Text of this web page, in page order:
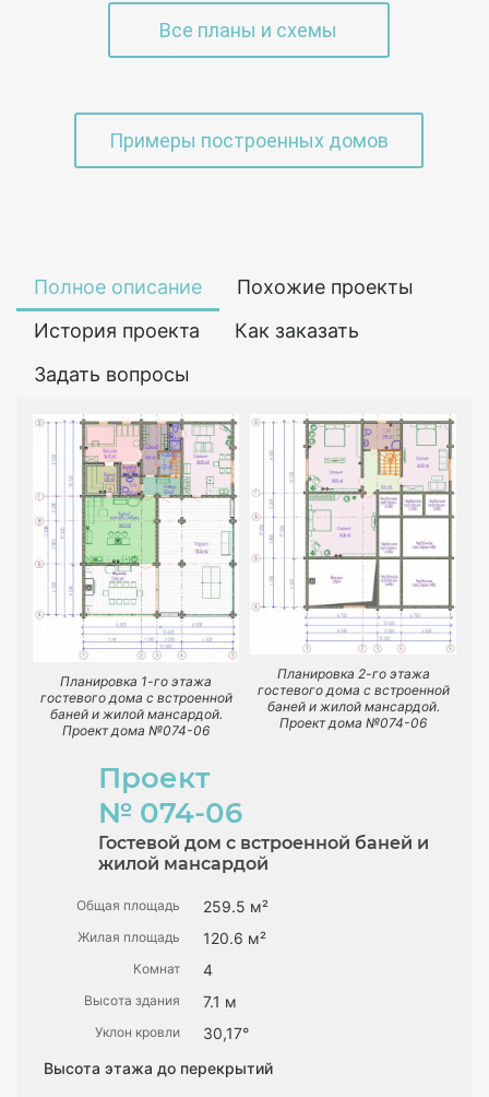
Все планы и схемы
Примеры построенных домов
Полное описание
Похожие проекты
История проекта
Как заказать
Задать вопросы
Планировка 1-го этажа
гостевого дома с встроенной
баней и жилой мансардой.
Проект дома №074-06
Планировка 2-го этажа
гостевого дома с встроенной
баней и жилой мансардой.
Проект дома №074-06
Проект
№ 074-06
Гостевой дом с встроенной баней и
жилой мансардой
Общая площадь 259.5 м²
Жилая площадь 120.6 м²
Комнат 4
Высота здания 7.1 м
Уклон кровли
30,17°
Высота этажа до перекрытий